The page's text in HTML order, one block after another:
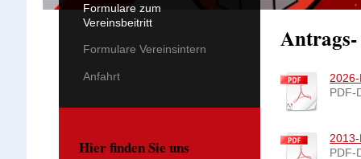
PDF-
PDF-
Formulare zum
Vereinsbeitritt
Formulare Vereinsintern
Anfahrt
Hier finden Sie uns